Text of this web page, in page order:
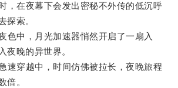
在夜幕下会发出密秘不外传的低沉呼
探索。
中，月光加速器悄然开启了一扇入
夜晚的异世界。
穿越中，时间仿佛被拉长，夜晚旅程
倍。